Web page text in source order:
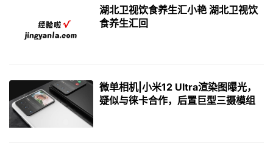
湖北卫视饮食养生汇小艳 湖北卫视饮
食养生汇回
微单相机|小米12 Ultra渲染图曝光，
疑似与徕卡合作，后置巨型三摄模组